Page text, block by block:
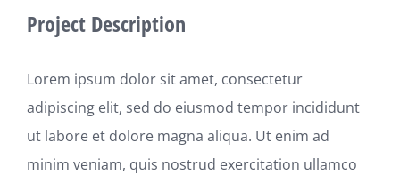
Project Description
Lorem ipsum dolor sit amet, consectetur
adipiscing elit, sed do eiusmod tempor incididunt
ut labore et dolore magna aliqua. Ut enim ad
minim veniam, quis nostrud exercitation ullamco